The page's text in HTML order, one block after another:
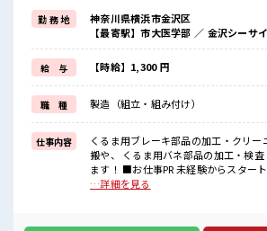
なので職場の環境面も充実しています。
社員食堂や売店もあります。
個人ロッカーは着替え用と現場用の2つ貸出可の
最寄りの市大医学部駅から徒歩約5分と駅チカな
クチンです。
■職場の雰囲気
≪20代・30代の方活躍中≫
アットホームな雰囲気の環境でサポート体制も
残業もあるからシッカリ稼げます。
キバツ過ぎはNGですが髪のカラー&ピアスOK♪
社員食堂・ロッカー・休憩室完備！
勤 務 地
神奈川県横浜市金沢区
【最寄駅】市大医学部 ／ 金沢シーサ
給 与 【時給】1,300 円
職 種 製造（組立・組み付け）
仕事内容
くるま用ブレーキ部品の加工・クリー
搬や、 くるま用バネ部品の加工・検
ます！ ■お仕事PR 未経験からスタートOKでアクティブなオ
シゴトを希望される方にもピッタリ！
もあります。 個人ロッカーは着替え
…詳細を見る